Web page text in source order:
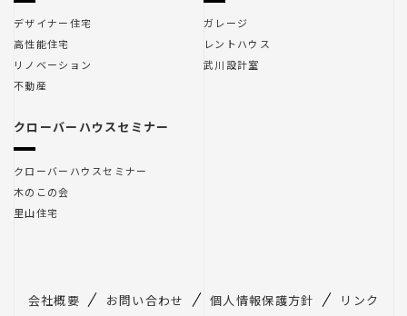
デザイナー住宅
高性能住宅
リノベーション
不動産
ガレージ
レントハウス
武川設計室
クローバーハウスセミナー
クローバーハウスセミナー
木のこの会
里山住宅
会社概要 お問い合わせ 個人情報保護方針 リンク